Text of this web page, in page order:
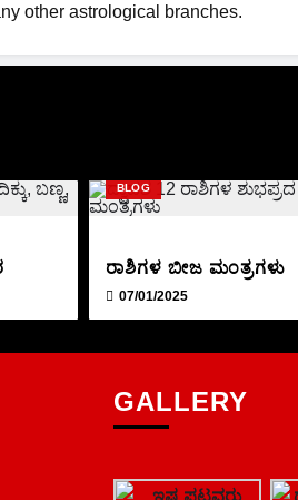
other astrological branches.
BLOG
ರಾಶಿಗಳ ಬೀಜ ಮಂತ್ರಗಳು
07/01/2025
GALLERY